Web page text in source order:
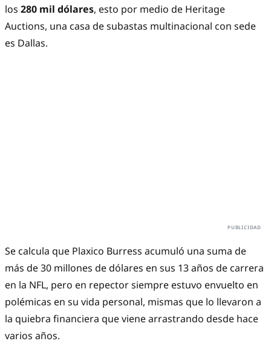
los 280 mil dólares, esto por medio de Heritage
Auctions, una casa de subastas multinacional con sede
es Dallas.
Se calcula que Plaxico Burress acumuló una suma de
más de 30 millones de dólares en sus 13 años de carrera
en la NFL, pero en repector siempre estuvo envuelto en
polémicas en su vida personal, mismas que lo llevaron a
la quiebra financiera que viene arrastrando desde hace
varios años.